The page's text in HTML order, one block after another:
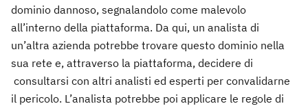
dominio dannoso, segnalandolo come malevolo
all’interno della piattaforma. Da qui, un analista di
un’altra azienda potrebbe trovare questo dominio nella
sua rete e, attraverso la piattaforma, decidere di
consultarsi con altri analisti ed esperti per convalidarne
il pericolo. L’analista potrebbe poi applicare le regole di